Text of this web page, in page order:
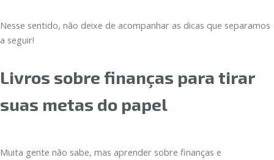
Nesse sentido, não deixe de acompanhar as dicas que separamos
a seguir!
Livros sobre finanças para tirar
suas metas do papel
Muita gente não sabe, mas aprender sobre finanças e